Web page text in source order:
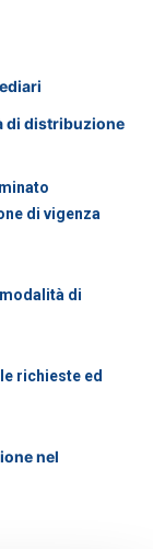
di distribuzione
di vigenza
di
richieste ed
nel